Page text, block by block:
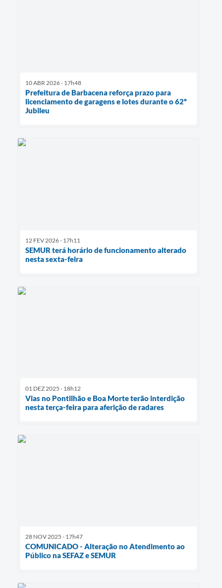
10 ABR 2026 - 17h48
Prefeitura de Barbacena reforça prazo para
licenciamento de garagens e lotes durante o 62º
Jubileu
12 FEV 2026 - 17h11
SEMUR terá horário de funcionamento alterado
nesta sexta-feira
01 DEZ 2025 - 18h12
Vias no Pontilhão e Boa Morte terão interdição
nesta terça-feira para aferição de radares
28 NOV 2025 - 17h47
COMUNICADO - Alteração no Atendimento ao
Público na SEFAZ e SEMUR